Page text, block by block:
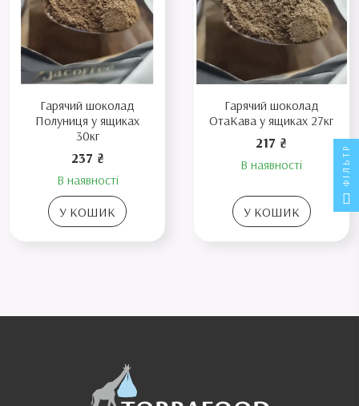
Гарячий шоколад
Полуниця у ящиках
30кг
237 ₴
В наявності
У КОШИК
Гарячий шоколад
ОтаКава у ящиках 27кг
217 ₴
В наявності
У КОШИК
ФІЛЬТР